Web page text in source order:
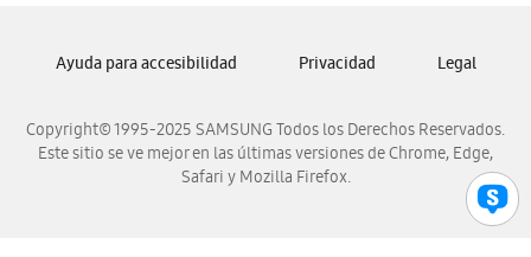
Samsung Venezuela
Copyright© 1995-2025 SAMSUNG Todos los Derechos Reservados.
Este sitio se ve mejor en las últimas versiones de Chrome, Edge,
Safari y Mozilla Firefox.
Ayuda para accesibilidad Privacidad Legal